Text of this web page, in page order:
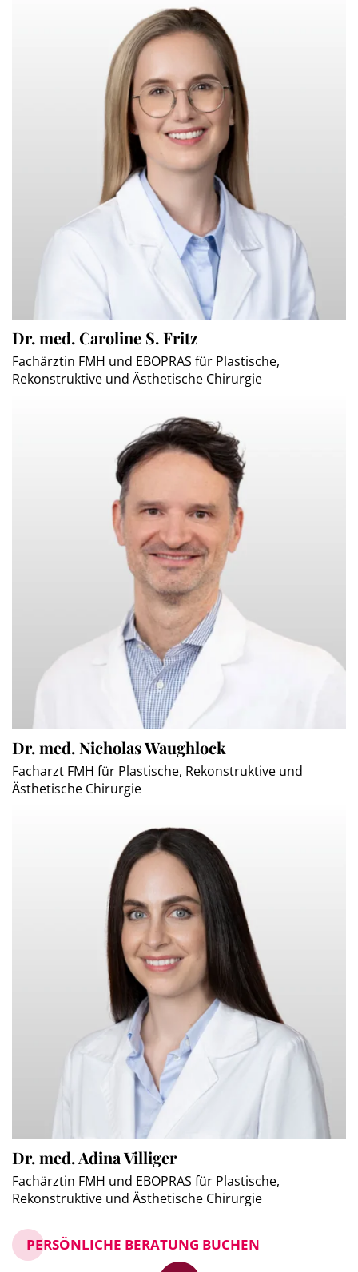
Dr. med. Caroline S. Fritz
Fachärztin FMH und EBOPRAS für Plastische,
Rekonstruktive und Ästhetische Chirurgie
Dr. med. Nicholas Waughlock
Facharzt FMH für Plastische, Rekonstruktive und
Ästhetische Chirurgie
Dr. med. Adina Villiger
Fachärztin FMH und EBOPRAS für Plastische,
Rekonstruktive und Ästhetische Chirurgie
PERSÖNLICHE BERATUNG BUCHEN